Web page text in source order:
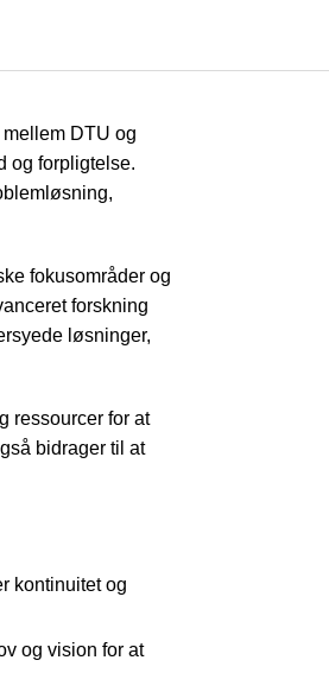
DTU og
og forpligtelse.
fokusområder og
forskning
løsninger,
ressourcer for at
bidrager til at
kontinuitet og
og vision for at